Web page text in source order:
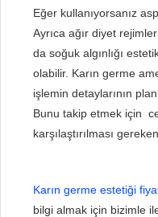
Eğer kullanıyorsanız
Ayrıca ağır diyet
da soğuk algınlığı
olabilir. Karın germe
işlemin detaylarının
Bunu takip etmek için
karşılaştırılması
Karın germe estetiği
bilgi almak için bizimle